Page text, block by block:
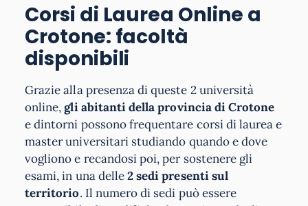
Corsi di Laurea Online a
Crotone: facoltà
disponibili
Grazie alla presenza di queste 2 università
online,gli abitanti della provincia di Crotone
e dintorni possono frequentare corsi di laurea e
master universitari studiando quando e dove
vogliono e recandosi poi, per sostenere gli
esami, in una delle2 sedi presenti sul
territorio. Il numero di sedi può essere